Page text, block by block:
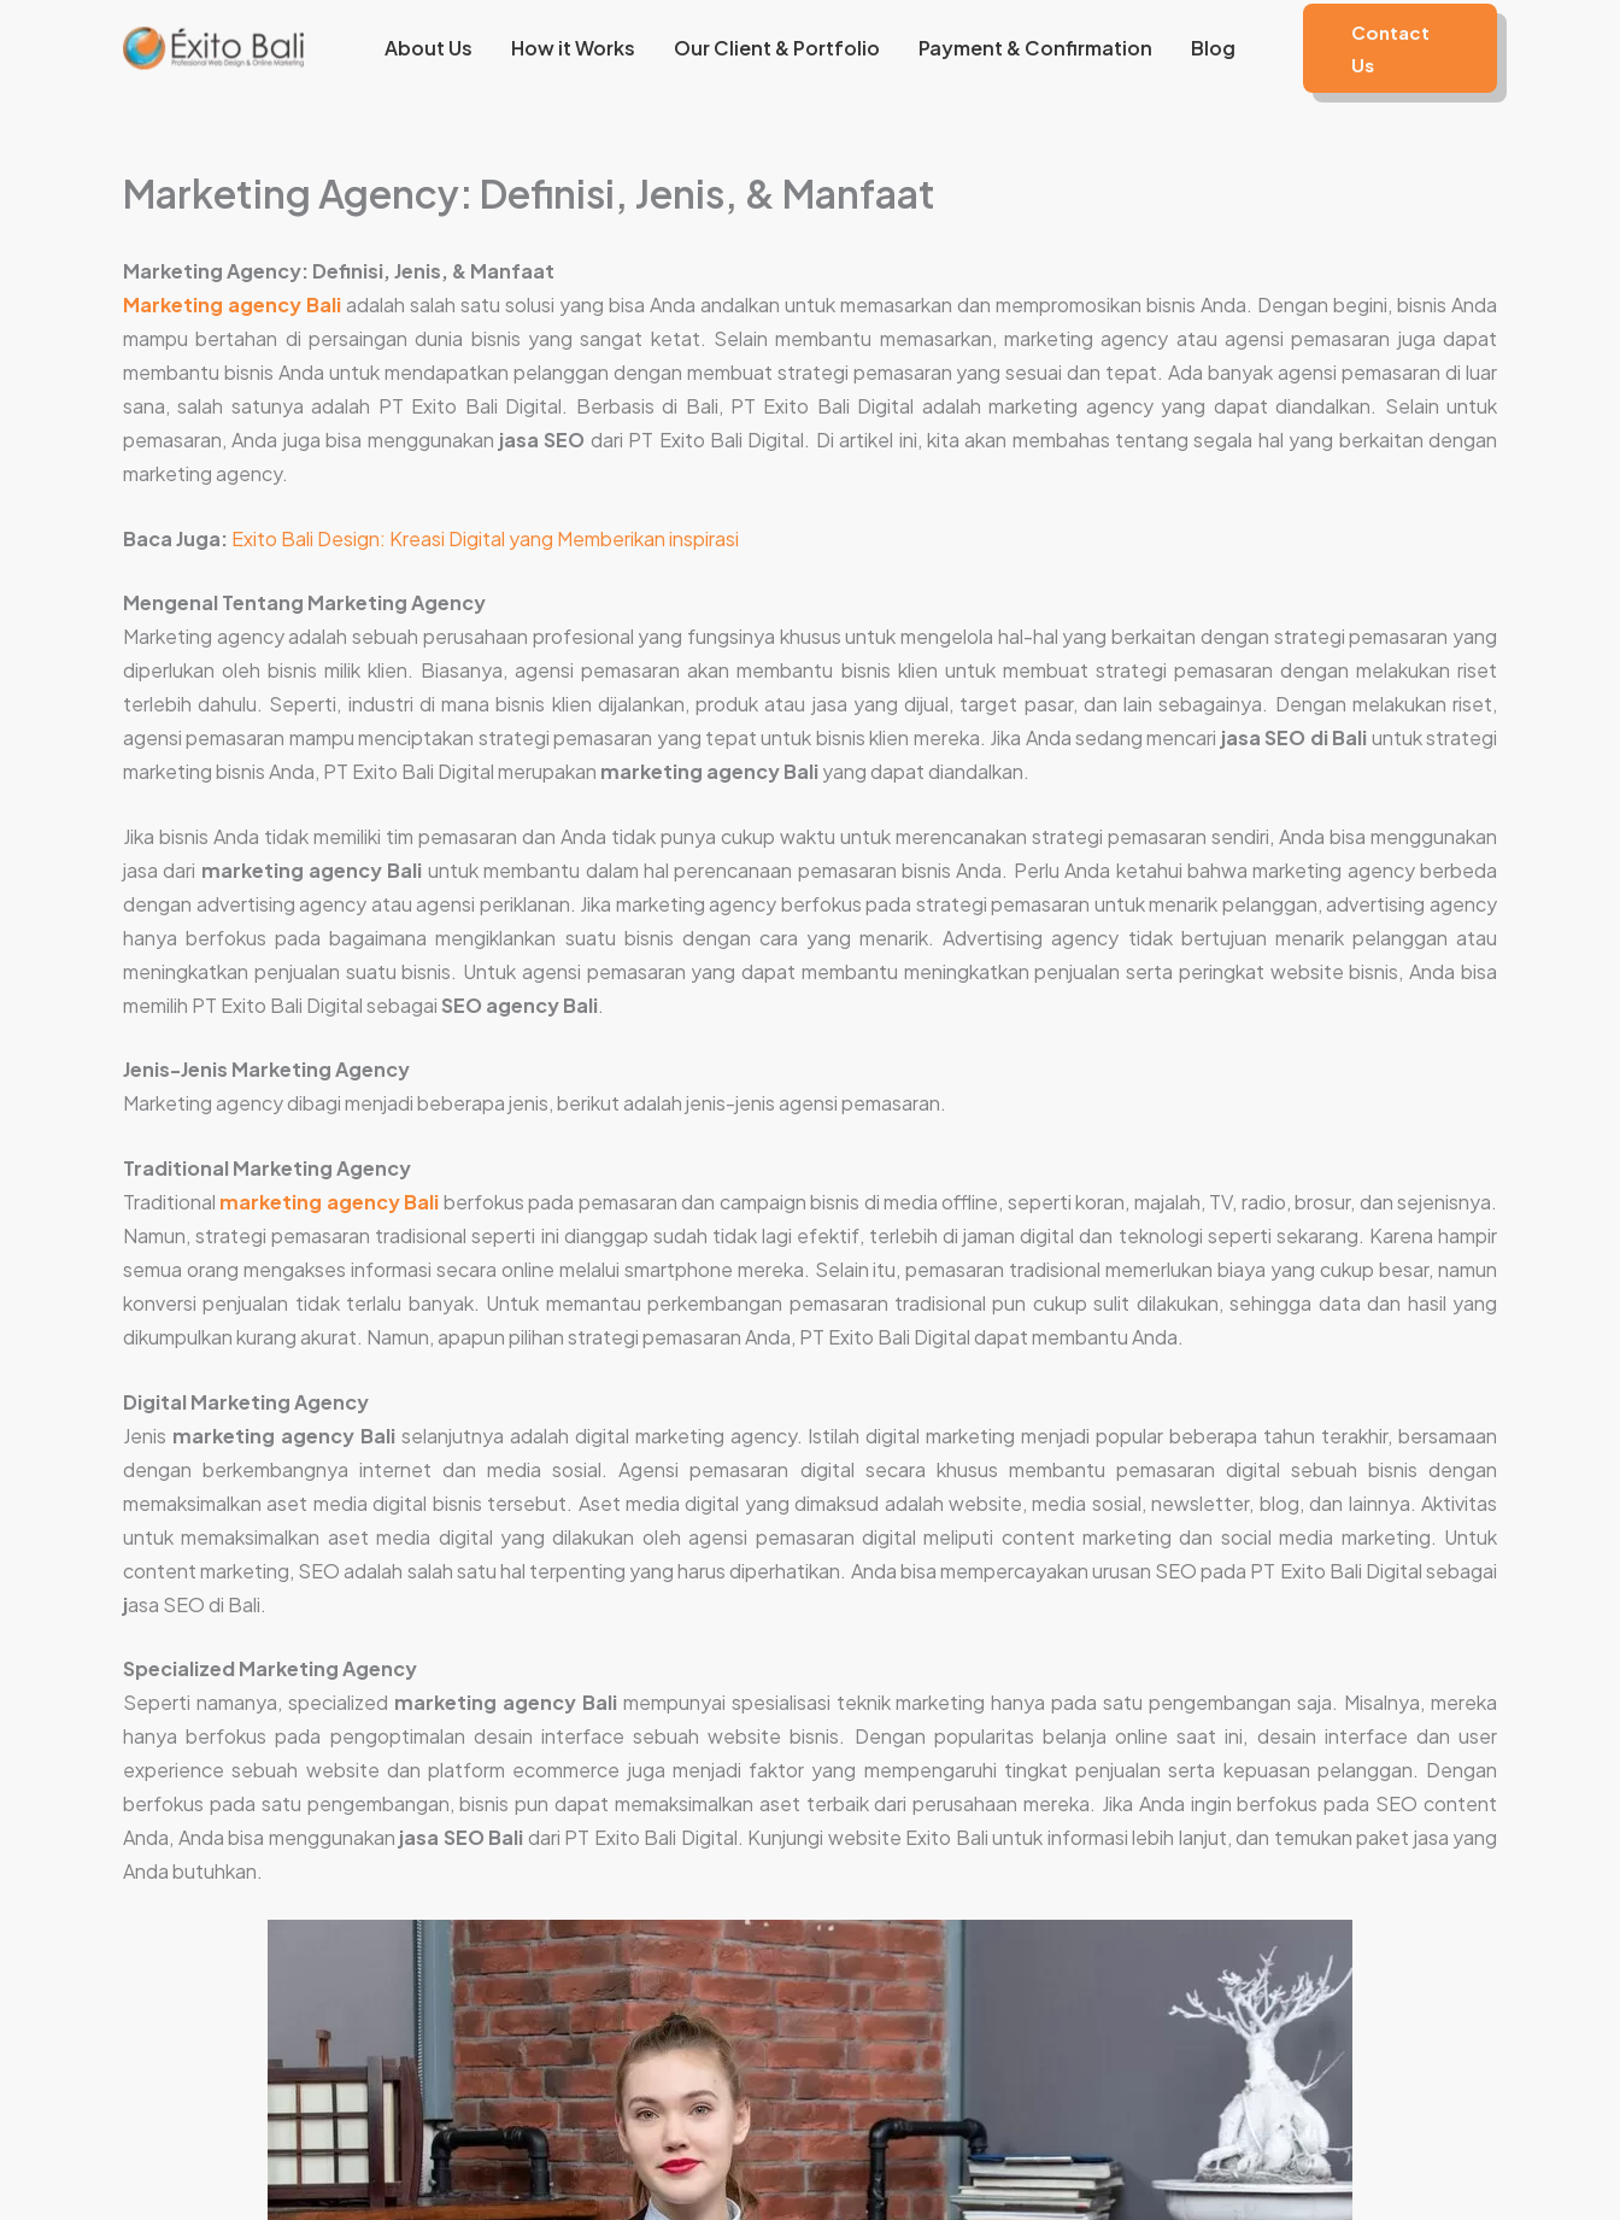
About Us How it Works Our Client & Portfolio Payment & Confirmation Blog
Contact
Us
Marketing Agency: Definisi, Jenis, & Manfaat
Marketing Agency: Definisi, Jenis, & Manfaat
Marketing agency Baliadalah salah satu solusi yang bisa Anda andalkan untuk memasarkan dan mempromosikan bisnis Anda. Dengan begini, bisnis Anda
mampu bertahan di persaingan dunia bisnis yang sangat ketat. Selain membantu memasarkan, marketing agency atau agensi pemasaran juga dapat
membantu bisnis Anda untuk mendapatkan pelanggan dengan membuat strategi pemasaran yang sesuai dan tepat. Ada banyak agensi pemasaran di luar
sana, salah satunya adalah PT Exito Bali Digital. Berbasis di Bali, PT Exito Bali Digital adalah marketing agency yang dapat diandalkan. Selain untuk
pemasaran, Anda juga bisa menggunakan jasa SEO dari PT Exito Bali Digital. Di artikel ini, kita akan membahas tentang segala hal yang berkaitan dengan
marketing agency.
Baca Juga: Exito Bali Design: Kreasi Digital yang Memberikan inspirasi
Mengenal Tentang Marketing Agency
Marketing agency adalah sebuah perusahaan profesional yang fungsinya khusus untuk mengelola hal-hal yang berkaitan dengan strategi pemasaran yang
diperlukan oleh bisnis milik klien. Biasanya, agensi pemasaran akan membantu bisnis klien untuk membuat strategi pemasaran dengan melakukan riset
terlebih dahulu. Seperti, industri di mana bisnis klien dijalankan, produk atau jasa yang dijual, target pasar, dan lain sebagainya. Dengan melakukan riset,
agensi pemasaran mampu menciptakan strategi pemasaran yang tepat untuk bisnis klien mereka. Jika Anda sedang mencari jasa SEO di Bali untuk strategi
marketing bisnis Anda, PT Exito Bali Digital merupakan marketing agency Bali yang dapat diandalkan.
Jika bisnis Anda tidak memiliki tim pemasaran dan Anda tidak punya cukup waktu untuk merencanakan strategi pemasaran sendiri, Anda bisa menggunakan
jasa dari marketing agency Bali untuk membantu dalam hal perencanaan pemasaran bisnis Anda. Perlu Anda ketahui bahwa marketing agency berbeda
dengan advertising agency atau agensi periklanan. Jika marketing agency berfokus pada strategi pemasaran untuk menarik pelanggan, advertising agency
hanya berfokus pada bagaimana mengiklankan suatu bisnis dengan cara yang menarik. Advertising agency tidak bertujuan menarik pelanggan atau
meningkatkan penjualan suatu bisnis. Untuk agensi pemasaran yang dapat membantu meningkatkan penjualan serta peringkat website bisnis, Anda bisa
memilih PT Exito Bali Digital sebagai SEO agency Bali.
Jenis-Jenis Marketing Agency
Marketing agency dibagi menjadi beberapa jenis, berikut adalah jenis-jenis agensi pemasaran.
Traditional Marketing Agency
Traditional marketing agency Baliberfokus pada pemasaran dan campaign bisnis di media offline, seperti koran, majalah, TV, radio, brosur, dan sejenisnya.
Namun, strategi pemasaran tradisional seperti ini dianggap sudah tidak lagi efektif, terlebih di jaman digital dan teknologi seperti sekarang. Karena hampir
semua orang mengakses informasi secara online melalui smartphone mereka. Selain itu, pemasaran tradisional memerlukan biaya yang cukup besar, namun
konversi penjualan tidak terlalu banyak. Untuk memantau perkembangan pemasaran tradisional pun cukup sulit dilakukan, sehingga data dan hasil yang
dikumpulkan kurang akurat. Namun, apapun pilihan strategi pemasaran Anda, PT Exito Bali Digital dapat membantu Anda.
Digital Marketing Agency
Jenis marketing agency Bali selanjutnya adalah digital marketing agency. Istilah digital marketing menjadi popular beberapa tahun terakhir, bersamaan
dengan berkembangnya internet dan media sosial. Agensi pemasaran digital secara khusus membantu pemasaran digital sebuah bisnis dengan
memaksimalkan aset media digital bisnis tersebut. Aset media digital yang dimaksud adalah website, media sosial, newsletter, blog, dan lainnya. Aktivitas
untuk memaksimalkan aset media digital yang dilakukan oleh agensi pemasaran digital meliputi content marketing dan social media marketing. Untuk
content marketing, SEO adalah salah satu hal terpenting yang harus diperhatikan. Anda bisa mempercayakan urusan SEO pada PT Exito Bali Digital sebagai
jasa SEO di Bali.
Specialized Marketing Agency
Seperti namanya, specialized marketing agency Bali mempunyai spesialisasi teknik marketing hanya pada satu pengembangan saja. Misalnya, mereka
hanya berfokus pada pengoptimalan desain interface sebuah website bisnis. Dengan popularitas belanja online saat ini, desain interface dan user
experience sebuah website dan platform ecommerce juga menjadi faktor yang mempengaruhi tingkat penjualan serta kepuasan pelanggan. Dengan
berfokus pada satu pengembangan, bisnis pun dapat memaksimalkan aset terbaik dari perusahaan mereka. Jika Anda ingin berfokus pada SEO content
Anda, Anda bisa menggunakan jasa SEO Bali dari PT Exito Bali Digital. Kunjungi website Exito Bali untuk informasi lebih lanjut, dan temukan paket jasa yang
Anda butuhkan.